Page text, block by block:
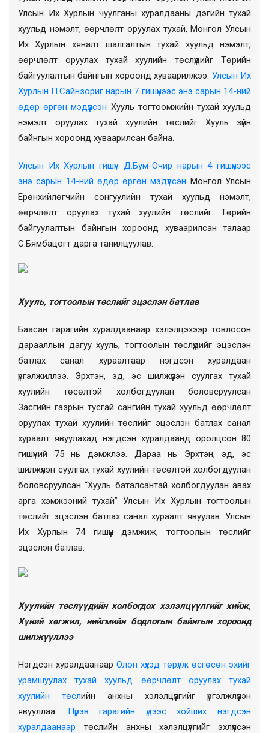
Улсын Их Хурлын чуулганы хуралдааны дэгийн тухай
хуульд нэмэлт, өөрчлөлт оруулах тухай, Монгол Улсын
Их Хурлын хяналт шалгалтын тухай хуульд нэмэлт,
өөрчлөлт оруулах тухай хуулийн төслүүдийг Төрийн
байгуулалтын байнгын хороонд хуваарилжээ. Улсын Их
Хурлын П.Сайнзориг нарын 7 гишүүнээс энэ сарын 14-ний
өдөр өргөн мэдүүлсэн Хууль тогтоомжийн тухай хуульд
нэмэлт оруулах тухай хуулийн төслийг Хууль зүйн
байнгын хороонд хуваарилсан байна.
Улсын Их Хурлын гишүүн Д.Бум-Очир нарын 4 гишүүнээс
энэ сарын 14-ний өдөр өргөн мэдүүлсэн Монгол Улсын
Ерөнхийлөгчийн сонгуулийн тухай хуульд нэмэлт,
өөрчлөлт оруулах тухай хуулийн төслийг Төрийн
байгуулалтын байнгын хороонд хуваарилсан талаар
С.Бямбацогт дарга танилцуулав.
Хууль, тогтоолын төслийг эцэслэн батлав
Баасан гарагийн хуралдаанаар хэлэлцэхээр товлосон
дарааллын дагуу хууль, тогтоолын төслүүдийг эцэслэн
батлах санал хураалтаар нэгдсэн хуралдаан
үргэлжиллээ. Эрхтэн, эд, эс шилжүүлэн суулгах тухай
хуулийн төсөлтэй холбогдуулан боловсруулсан
Засгийн газрын тусгай сангийн тухай хуульд өөрчлөлт
оруулах тухай хуулийн төслийг эцэслэн батлах санал
хураалт явуулахад нэгдсэн хуралдаанд оролцсон 80
гишүүний 75 нь дэмжлээ. Дараа нь Эрхтэн, эд, эс
шилжүүлэн суулгах тухай хуулийн төсөлтэй холбогдуулан
боловсруулсан “Хууль баталсантай холбогдуулан авах
арга хэмжээний тухай” Улсын Их Хурлын тогтоолын
төслийг эцэслэн батлах санал хураалт явуулав. Улсын
Их Хурлын 74 гишүүн дэмжиж, тогтоолын төслийг
эцэслэн батлав.
Хуулийн төслүүдийн холбогдох хэлэлцүүлгийг хийж,
Хүний хөгжил, нийгмийн бодлогын байнгын хороонд
шилжүүллээ
Нэгдсэн хуралдаанаар Олон хүүхэд төрүүлж өсгөсөн эхийг
урамшуулах тухай хуульд өөрчлөлт оруулах тухай
хуулийн төслийн анхны хэлэлцүүлгийг үргэлжлүүлэн
явууллаа. Пүрэв гарагийн үдээс хойших нэгдсэн
хуралдаанаар төслийн анхны хэлэлцүүлгийг эхлүүлсэн